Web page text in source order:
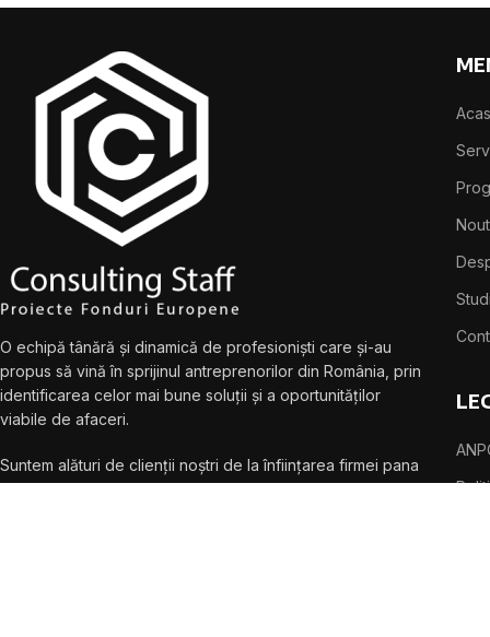
O echipă tânără și dinamică de profesioniști care și-au
propus să vină în sprijinul antreprenorilor din România, prin
identificarea celor mai bune soluții și a oportunităților
viabile de afaceri.
Suntem alături de clienții noștri de la înființarea firmei pana
la ultima monitorizare !